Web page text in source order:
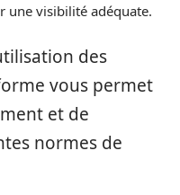
une visibilité adéquate.
des
vous permet
et de
normes de